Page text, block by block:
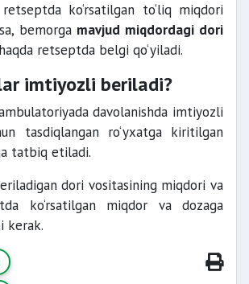
ko‘rsatilgan to‘liq miqdori
bemorga mavjud miqdordagi dori
retseptda belgi qo‘yiladi.
imtiyozli beriladi?
davolanishda imtiyozli
tasdiqlangan ro‘yxatga kiritilgan
tatbiq etiladi.
dori vositasining miqdori va
ko‘rsatilgan miqdor va dozaga
kerak.